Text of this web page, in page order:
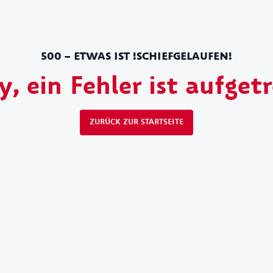
500 – ETWAS IST !SCHIEFGELAUFEN!
ein Fehler ist
ZURÜCK ZUR STARTSEITE